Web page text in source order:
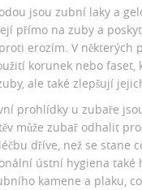
jsou zubní laky a
přímo na zuby a
erozím. V některých
korunek nebo faset,
ale také zlepšují
prohlídky u zubaře
může zubař odhalit
dříve, než se stane
ústní hygiena také
kamene a plaku,